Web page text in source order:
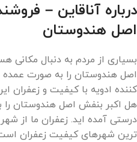
درباره آناقاین –
اصل هندوستان
بسیاری از مردم به دنبال مکانی
اصل هندوستان را به صورت عمده
کننده ادویه با کیفیت و زعفران
هل اکبر بنفش اصل هندوستان
درستی آمده اید. زعفران ما از
ترین شهرهای کیفیت زعفران